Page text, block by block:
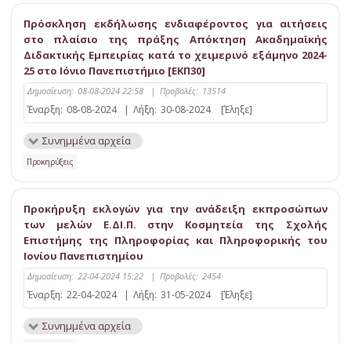
Πρόσκληση εκδήλωσης ενδιαφέροντος για αιτήσεις
στο πλαίσιο της πράξης Απόκτηση Ακαδηµαϊκής
Διδακτικής Εµπειρίας κατά το χειμερινό εξάμηνο 2024-
25 στο Ιόνιο Πανεπιστήμιο [ΕΚΠ30]
Δημοσίευση: 08-08-2024 22:58 | Προβολές: 13514
Έναρξη: 08-08-2024 | Λήξη: 30-08-2024 [Έληξε]
Συνημμένα αρχεία
Προκηρύξεις
Προκήρυξη εκλογών για την ανάδειξη εκπροσώπων
των μελών Ε.ΔΙ.Π. στην Κοσμητεία της Σχολής
Επιστήμης της Πληροφορίας και Πληροφορικής του
Ιονίου Πανεπιστημίου
Δημοσίευση: 22-04-2024 15:22 | Προβολές: 2454
Έναρξη: 22-04-2024 | Λήξη: 31-05-2024 [Έληξε]
Συνημμένα αρχεία